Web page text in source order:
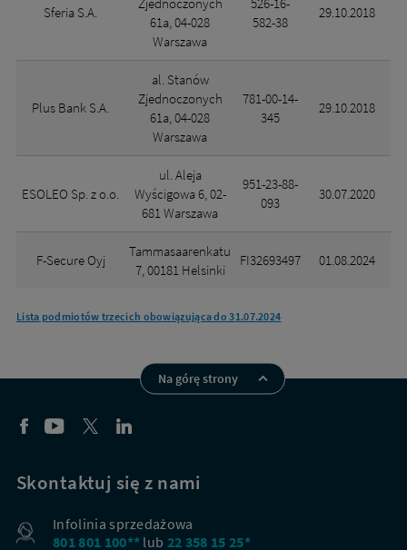
Sferia S.A.
61a, 04-028
Warszawa
582-38
29.10.2018
Plus Bank S.A.
al. Stanów
Zjednoczonych
61a, 04-028
Warszawa
781-00-14-
345
29.10.2018
ESOLEO Sp. z o.o.
ul. Aleja
Wyścigowa 6, 02-
681 Warszawa
951-23-88-
093
30.07.2020
F-Secure Oyj
Tammasaarenkatu
7, 00181 Helsinki
FI32693497 01.08.2024
Lista podmiotów trzecich obowiązująca do 31.07.2024
Na górę strony
Skontaktuj się z nami
Infolinia sprzedażowa
801 801 100** lub 22 358 15 25*